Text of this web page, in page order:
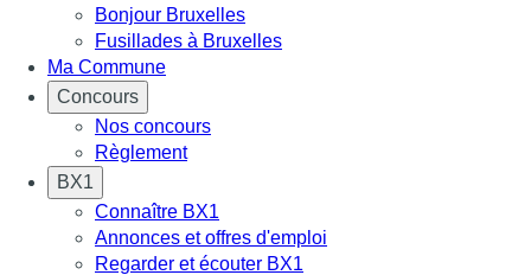
Bonjour Bruxelles
Fusillades à Bruxelles
Ma Commune
Concours
Nos concours
Règlement
BX1
Connaître BX1
Annonces et offres d'emploi
Regarder et écouter BX1